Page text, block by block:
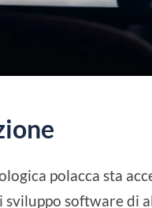
polacca sta
sviluppo software di